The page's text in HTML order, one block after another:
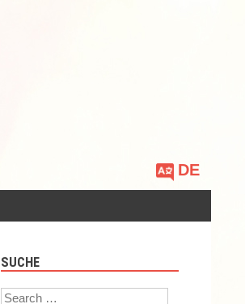
Sprache
auswählen
SUCHE
Search